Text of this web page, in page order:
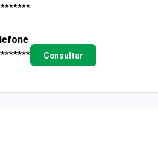
Consultar